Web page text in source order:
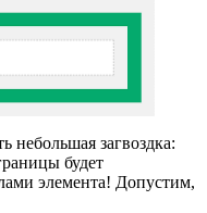
небольшая загвоздка:
будет
элемента! Допустим,